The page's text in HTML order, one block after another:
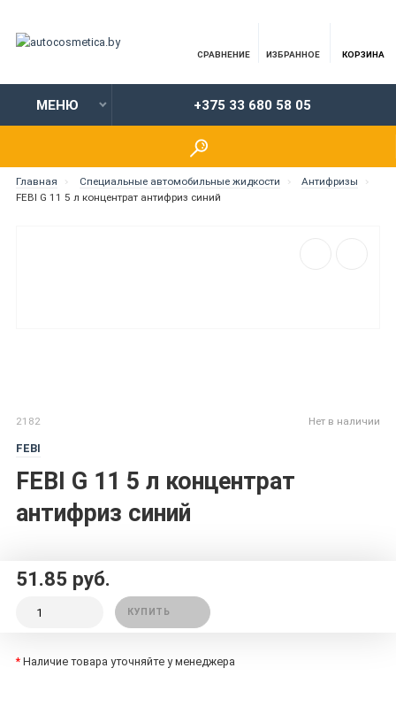
СРАВНЕНИЕ ИЗБРАННОЕ КОРЗИНА
МЕНЮ +375 33 680 58 05
Главная Специальные автомобильные жидкости
Антифризы
FEBI G 11 5 л концентрат антифриз синий
2182
FEBI
FEBI G 11 5 л концентрат
антифриз синий
Нет в наличии
51.85 руб.
КУПИТЬ
* Наличие товара уточняйте у менеджера